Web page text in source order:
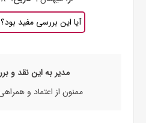
آیا این بررسی مفید بود؟
مدیر به این نقد و
ممنون از اعتماد و